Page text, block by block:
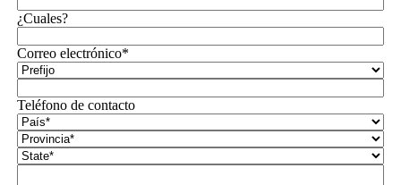
¿Cuales?
Correo electrónico*
Teléfono de contacto